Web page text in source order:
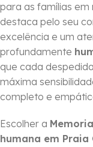
para as famílias
destaca pelo seu
excelência e um
profundamente
que cada
máxima
completo e
Escolher a
humana em Praia